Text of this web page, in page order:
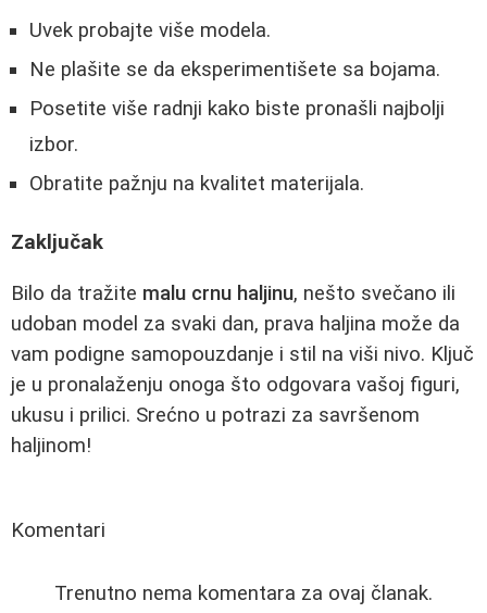
Uvek probajte više modela.
Ne plašite se da eksperimentišete sa bojama.
Posetite više radnji kako biste pronašli najbolji
izbor.
Obratite pažnju na kvalitet materijala.
Zaključak
Bilo da tražite malu crnu haljinu, nešto svečano ili
udoban model za svaki dan, prava haljina može da
vam podigne samopouzdanje i stil na viši nivo. Ključ
je u pronalaženju onoga što odgovara vašoj figuri,
ukusu i prilici. Srećno u potrazi za savršenom
haljinom!
Komentari
Trenutno nema komentara za ovaj članak.